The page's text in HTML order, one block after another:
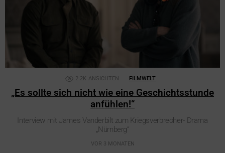
2.2K ANSICHTEN FILMWELT
„Es sollte sich nicht wie eine Geschichtsstunde
anfühlen!“
Interview mit James Vanderbilt zum Kriegsverbrecher- Drama
„Nürnberg“
VOR 3 MONATEN